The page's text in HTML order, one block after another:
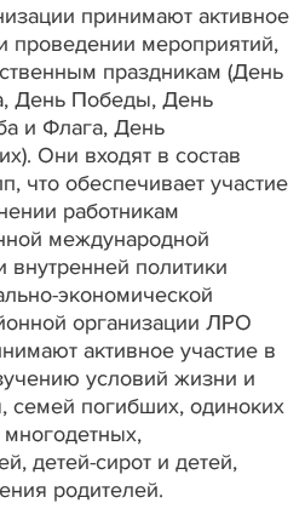
принимают активное
проведении мероприятий,
праздникам (День
День Победы, День
и Флага, День
Они входят в состав
что обеспечивает участие
работникам
международной
политики
экономической
организации ЛРО
активное участие в
условий жизни и
семей погибших, одиноких
детей-сирот и детей,
родителей.